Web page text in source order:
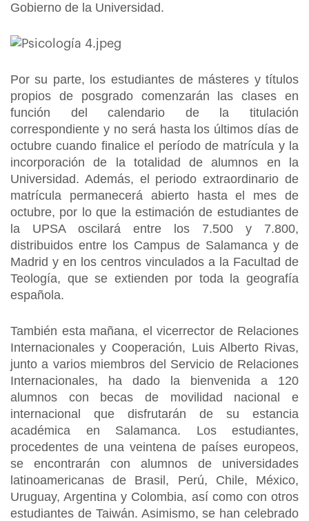
Gobierno de la Universidad.
Por su parte, los estudiantes de másteres y títulos
propios de posgrado comenzarán las clases en
función del calendario de la titulación
correspondiente y no será hasta los últimos días de
octubre cuando finalice el período de matrícula y la
incorporación de la totalidad de alumnos en la
Universidad. Además, el periodo extraordinario de
matrícula permanecerá abierto hasta el mes de
octubre, por lo que la estimación de estudiantes de
la UPSA oscilará entre los 7.500 y 7.800,
distribuidos entre los Campus de Salamanca y de
Madrid y en los centros vinculados a la Facultad de
Teología, que se extienden por toda la geografía
española.
También esta mañana, el vicerrector de Relaciones
Internacionales y Cooperación, Luis Alberto Rivas,
junto a varios miembros del Servicio de Relaciones
Internacionales, ha dado la bienvenida a 120
alumnos con becas de movilidad nacional e
internacional que disfrutarán de su estancia
académica en Salamanca. Los estudiantes,
procedentes de una veintena de países europeos,
se encontrarán con alumnos de universidades
latinoamericanas de Brasil, Perú, Chile, México,
Uruguay, Argentina y Colombia, así como con otros
estudiantes de Taiwán. Asimismo, se han celebrado